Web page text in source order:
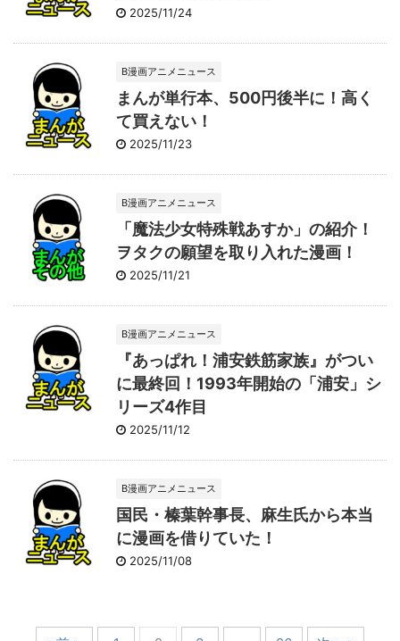
2025/11/24
B漫画アニメニュース
まんが単行本、500円後半に！高く
て買えない！
2025/11/23
B漫画アニメニュース
「魔法少女特殊戦あすか」の紹介！
ヲタクの願望を取り入れた漫画！
2025/11/21
B漫画アニメニュース
『あっぱれ！浦安鉄筋家族』がつい
に最終回！1993年開始の「浦安」シ
リーズ4作目
2025/11/12
B漫画アニメニュース
国民・榛葉幹事長、麻生氏から本当
に漫画を借りていた！
2025/11/08